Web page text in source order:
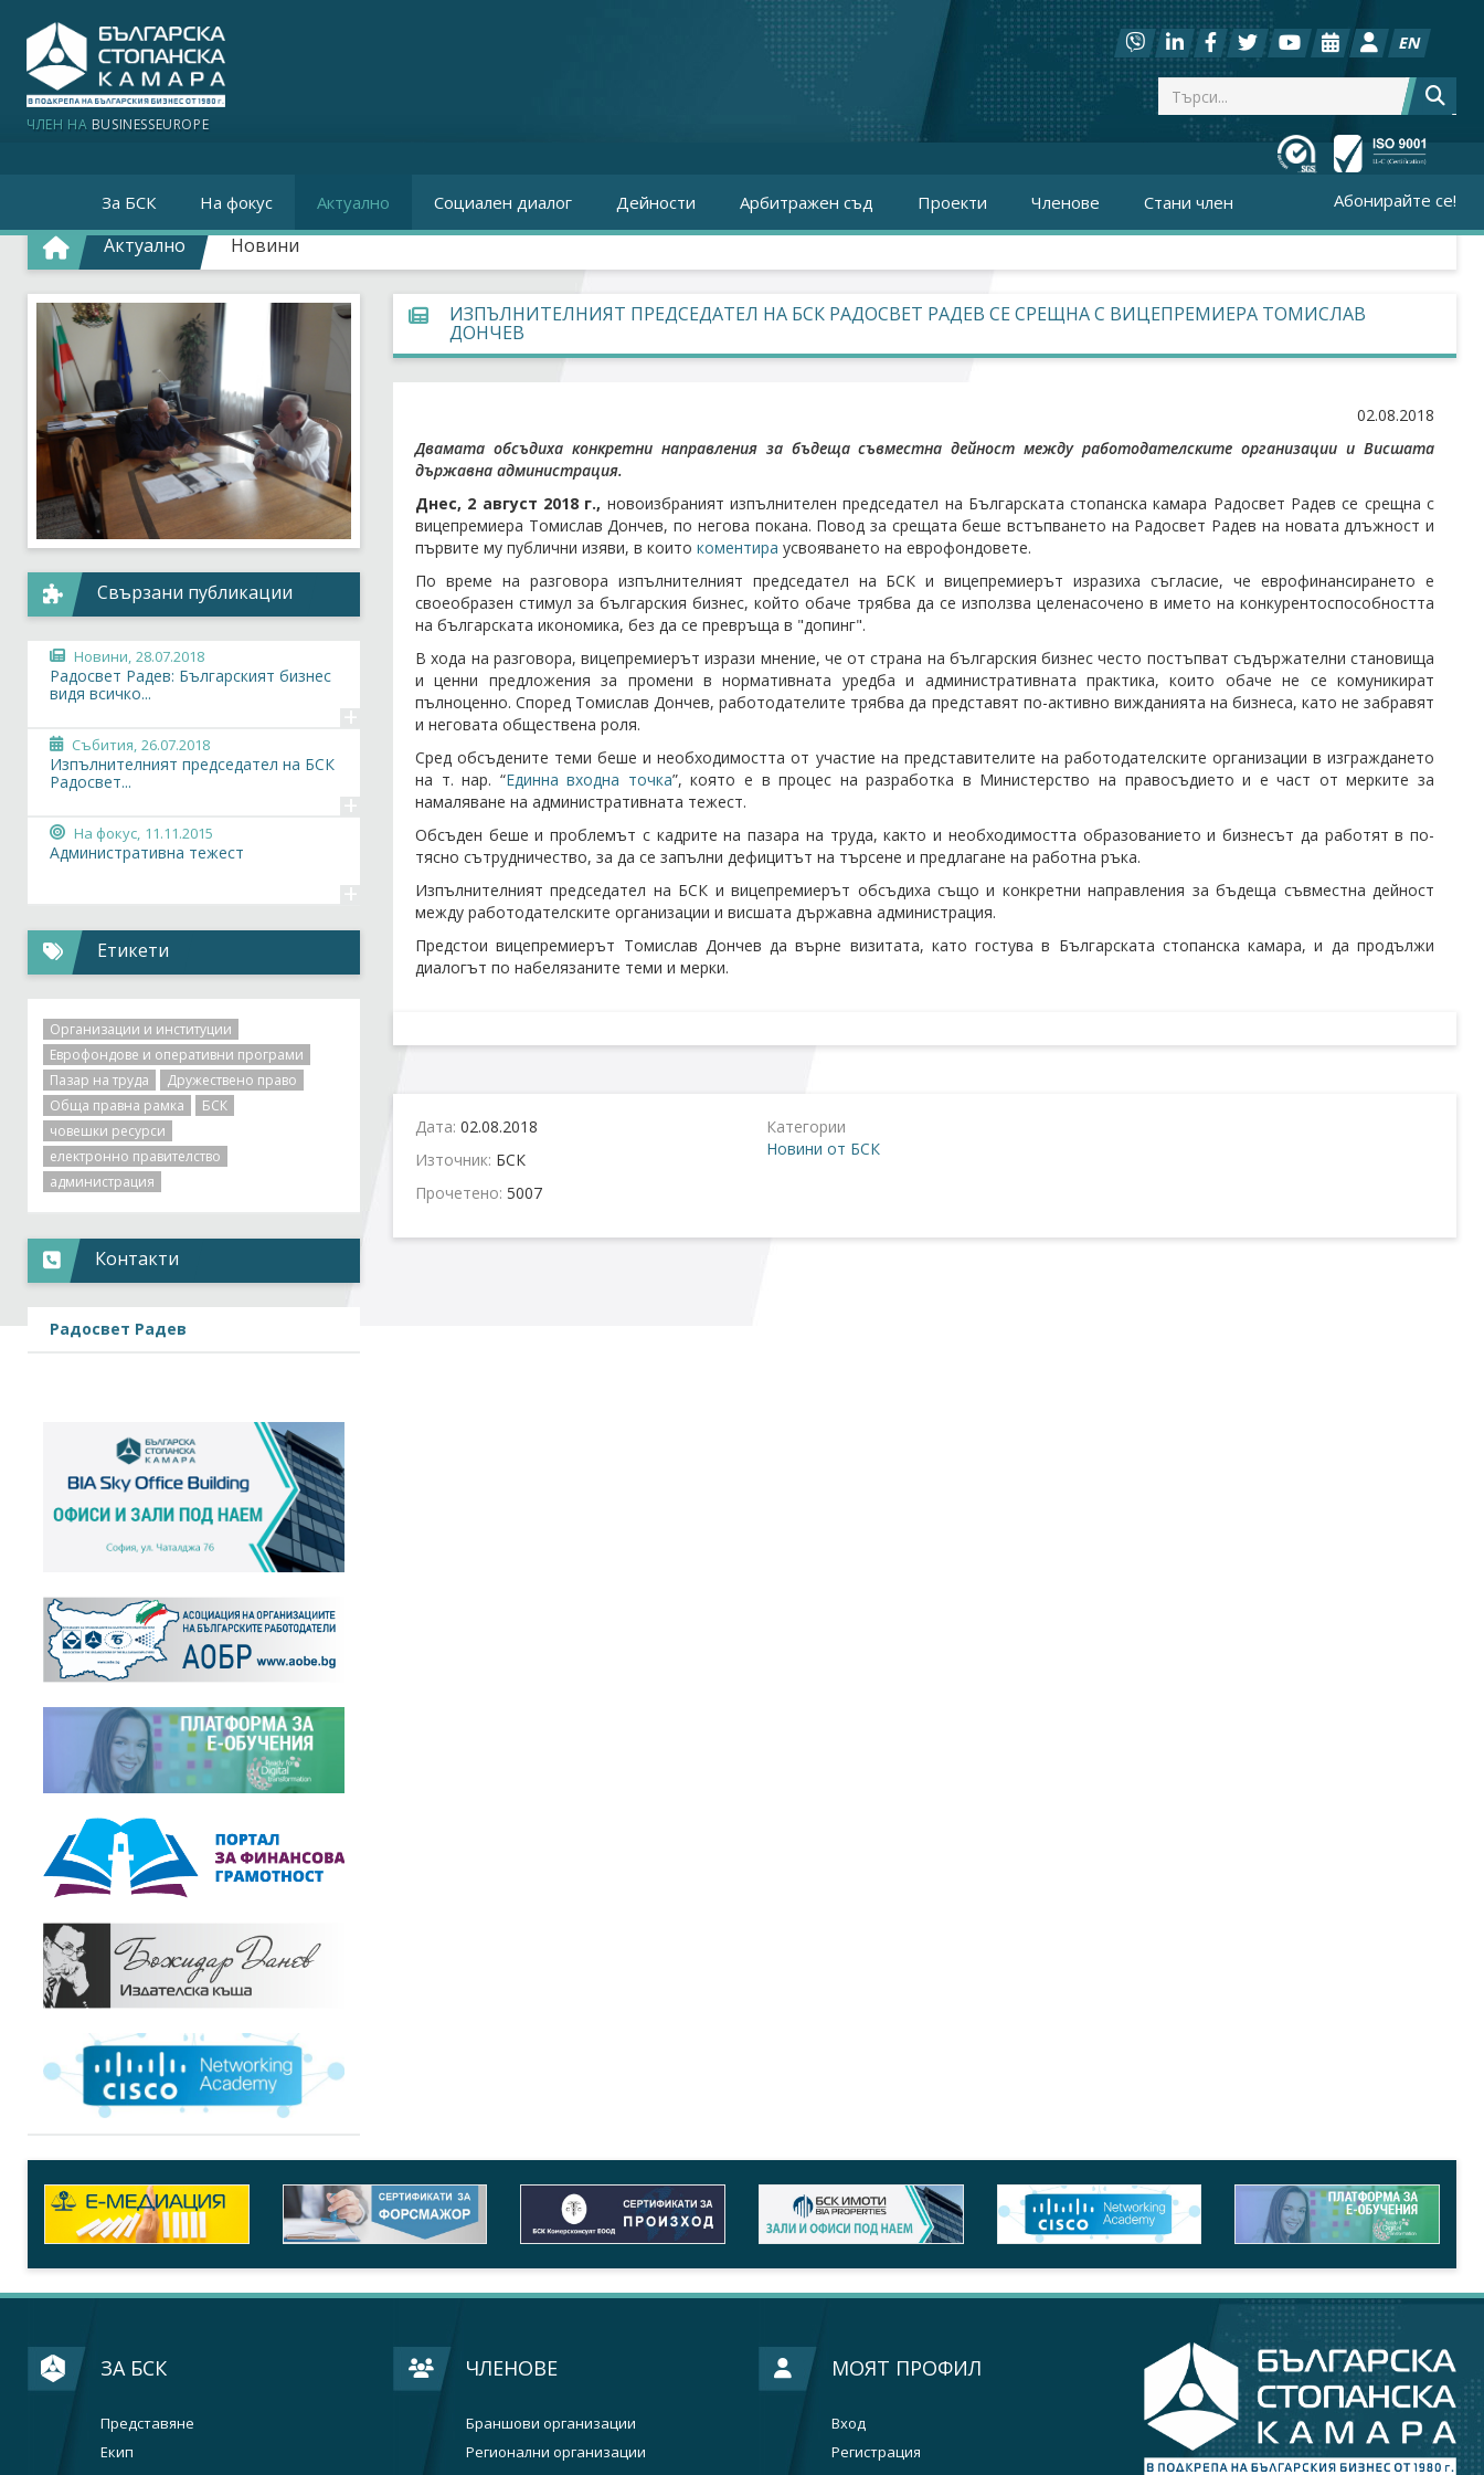
ЧЛЕН НА BUSINESSEUROPE
EN
За БСК На фокус Актуално Социален диалог Дейности Арбитражен съд Проекти Членове Стани член Абонирайте се!
Актуално Новини
ИЗПЪЛНИТЕЛНИЯТ ПРЕДСЕДАТЕЛ НА БСК РАДОСВЕТ РАДЕВ СЕ СРЕЩНА С ВИЦЕПРЕМИЕРА ТОМИСЛАВ
ДОНЧЕВ
02.08.2018
Двамата обсъдиха конкретни направления за бъдеща съвместна дейност между работодателските организации и Висшата
държавна администрация.
Днес, 2 август 2018 г., новоизбраният изпълнителен председател на Българската стопанска камара Радосвет Радев се срещна с
вицепремиера Томислав Дончев, по негова покана. Повод за срещата беше встъпването на Радосвет Радев на новата длъжност и
първите му публични изяви, в които коментира усвояването на еврофондовете.
По време на разговора изпълнителният председател на БСК и вицепремиерът изразиха съгласие, че еврофинансирането е
своеобразен стимул за българския бизнес, който обаче трябва да се използва целенасочено в името на конкурентоспособността
на българската икономика, без да се превръща в "допинг".
В хода на разговора, вицепремиерът изрази мнение, че от страна на българския бизнес често постъпват съдържателни становища
и ценни предложения за промени в нормативната уредба и административната практика, които обаче не се комуникират
пълноценно. Според Томислав Дончев, работодателите трябва да представят по-активно вижданията на бизнеса, като не забравят
и неговата обществена роля.
Сред обсъдените теми беше и необходимостта от участие на представителите на работодателските организации в изграждането
на т. нар. “Единна входна точка”, която е в процес на разработка в Министерство на правосъдието и е част от мерките за
намаляване на административната тежест.
Обсъден беше и проблемът с кадрите на пазара на труда, както и необходимостта образованието и бизнесът да работят в по-
тясно сътрудничество, за да се запълни дефицитът на търсене и предлагане на работна ръка.
Изпълнителният председател на БСК и вицепремиерът обсъдиха също и конкретни направления за бъдеща съвместна дейност
между работодателските организации и висшата държавна администрация.
Предстои вицепремиерът Томислав Дончев да върне визитата, като гостува в Българската стопанска камара, и да продължи
диалогът по набелязаните теми и мерки.
Дата: 02.08.2018
Източник: БСК
Прочетено: 5007
Категории
Новини от БСК
Свързани публикации
Новини, 28.07.2018
Радосвет Радев: Българският бизнес
видя всичко...
+
Събития, 26.07.2018
Изпълнителният председател на БСК
Радосвет...
+
На фокус, 11.11.2015
Административна тежест
+
Етикети
Организации и институции
Еврофондове и оперативни програми
Пазар на труда
Дружествено право
Обща правна рамка
БСК
човешки ресурси
електронно правителство
администрация
Контакти
Радосвет Радев
ЗА БСК
Представяне
Екип
ЧЛЕНОВЕ
Браншови организации
Регионални организации
МОЯТ ПРОФИЛ
Вход
Регистрация